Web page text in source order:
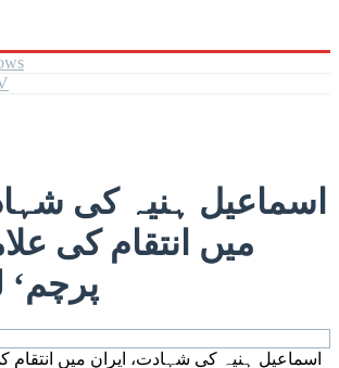
اسماعیل ہنیہ کی
میں انتقام کی
پرچم‘
اسماعیل ہنیہ کی شہادت، ایران میں انتقام